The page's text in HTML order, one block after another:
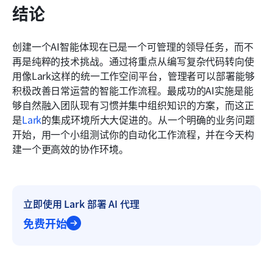
结论
创建一个AI智能体现在已是一个可管理的领导任务，而不
再是纯粹的技术挑战。通过将重点从编写复杂代码转向使
用像Lark这样的统一工作空间平台，管理者可以部署能够
积极改善日常运营的智能工作流程。最成功的AI实施是能
够自然融入团队现有习惯并集中组织知识的方案，而这正
是Lark的集成环境所大大促进的。从一个明确的业务问题
开始，用一个小组测试你的自动化工作流程，并在今天构
建一个更高效的协作环境。
立即使用 Lark 部署 AI 代理
免费开始